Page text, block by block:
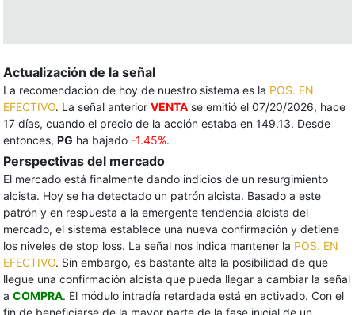
Actualización de la señal
La recomendación de hoy de nuestro sistema es la POS. EN
EFECTIVO. La señal anterior VENTA se emitió el 07/20/2026, hace
17 días, cuando el precio de la acción estaba en 149.13. Desde
entonces, PG ha bajado -1.45%.
Perspectivas del mercado
El mercado está finalmente dando indicios de un resurgimiento
alcista. Hoy se ha detectado un patrón alcista. Basado a este
patrón y en respuesta a la emergente tendencia alcista del
mercado, el sistema establece una nueva confirmación y detiene
los niveles de stop loss. La señal nos indica mantener la POS. EN
EFECTIVO. Sin embargo, es bastante alta la posibilidad de que
llegue una confirmación alcista que pueda llegar a cambiar la señal
a COMPRA. El módulo intradía retardada está en activado. Con el
fin de beneficiarse de la mayor parte de la fase inicial de un